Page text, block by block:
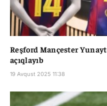
Reşford Mançester
açıqlayıb
19 Avqust 2025 11:38